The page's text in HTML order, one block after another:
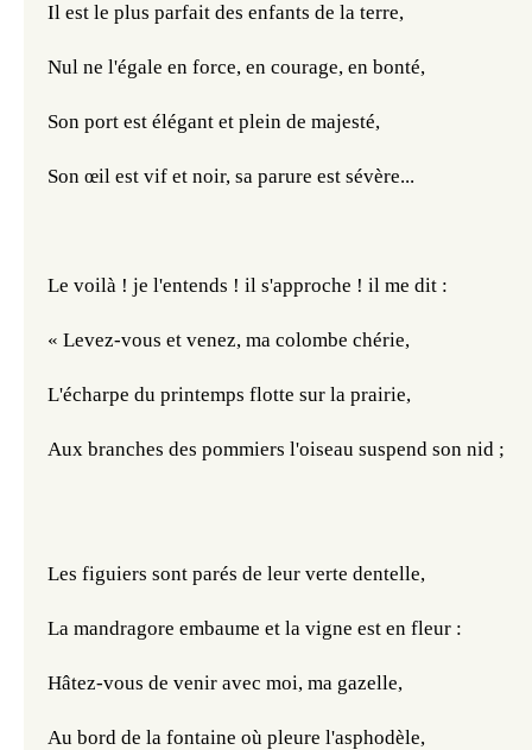
Il est le plus parfait des enfants de la terre,
Nul ne l'égale en force, en courage, en bonté,
Son port est élégant et plein de majesté,
Son œil est vif et noir, sa parure est sévère...
Le voilà ! je l'entends ! il s'approche ! il me dit :
« Levez-vous et venez, ma colombe chérie,
L'écharpe du printemps flotte sur la prairie,
Aux branches des pommiers l'oiseau suspend son nid ;
Les figuiers sont parés de leur verte dentelle,
La mandragore embaume et la vigne est en fleur :
Hâtez-vous de venir avec moi, ma gazelle,
Au bord de la fontaine où pleure l'asphodèle,